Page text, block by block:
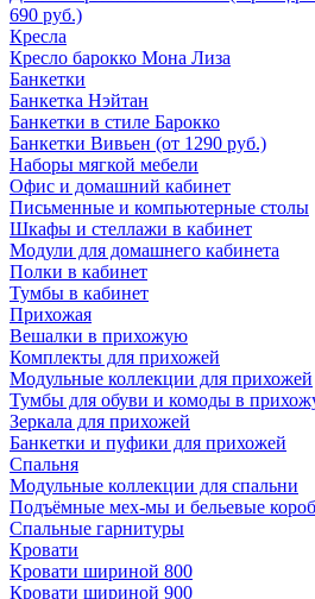
690 руб.)
Кресла
Кресло барокко Мона Лиза
Банкетки
Банкетка Нэйтан
Банкетки в стиле Барокко
Банкетки Вивьен (от 1290 руб.)
Наборы мягкой мебели
Офис и домашний кабинет
Письменные и компьютерные столы
Шкафы и стеллажи в кабинет
Модули для домашнего кабинета
Полки в кабинет
Тумбы в кабинет
Прихожая
Вешалки в прихожую
Комплекты для прихожей
Модульные коллекции для прихожей
Тумбы для обуви и комоды в
Зеркала для прихожей
Банкетки и пуфики для прихожей
Спальня
Модульные коллекции для спальни
Подъёмные мех-мы и бельевые
Спальные гарнитуры
Кровати
Кровати шириной 800
Кровати шириной 900